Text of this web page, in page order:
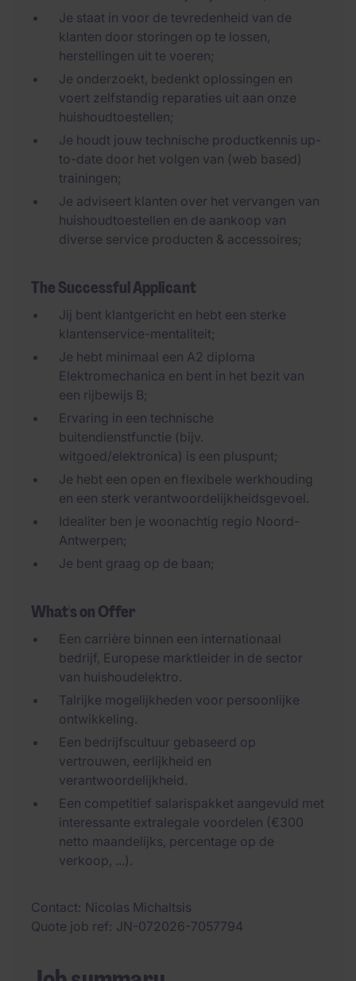
Je staat in voor de tevredenheid van de
klanten door storingen op te lossen,
herstellingen uit te voeren;
Je onderzoekt, bedenkt oplossingen en
voert zelfstandig reparaties uit aan onze
huishoudtoestellen;
Je houdt jouw technische productkennis up-
to-date door het volgen van (web based)
trainingen;
Je adviseert klanten over het vervangen van
huishoudtoestellen en de aankoop van
diverse service producten & accessoires;
The Successful Applicant
Jij bent klantgericht en hebt een sterke
klantenservice-mentaliteit;
Je hebt minimaal een A2 diploma
Elektromechanica en bent in het bezit van
een rijbewijs B;
Ervaring in een technische
buitendienstfunctie (bijv.
witgoed/elektronica) is een pluspunt;
Je hebt een open en flexibele werkhouding
en een sterk verantwoordelijkheidsgevoel.
Idealiter ben je woonachtig regio Noord-
Antwerpen;
Je bent graag op de baan;
What's on Offer
Een carrière binnen een internationaal
bedrijf, Europese marktleider in de sector
van huishoudelektro.
Talrijke mogelijkheden voor persoonlijke
ontwikkeling.
Een bedrijfscultuur gebaseerd op
vertrouwen, eerlijkheid en
verantwoordelijkheid.
Een competitief salarispakket aangevuld met
interessante extralegale voordelen (€300
netto maandelijks, percentage op de
verkoop, ...).
Contact Nicolas Michaltsis
Quote job ref JN-072026-7057794